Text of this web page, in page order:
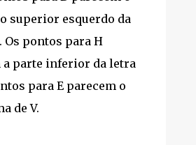
superior esquerdo da
Os pontos para H
a parte inferior da letra
para E parecem o
de V.